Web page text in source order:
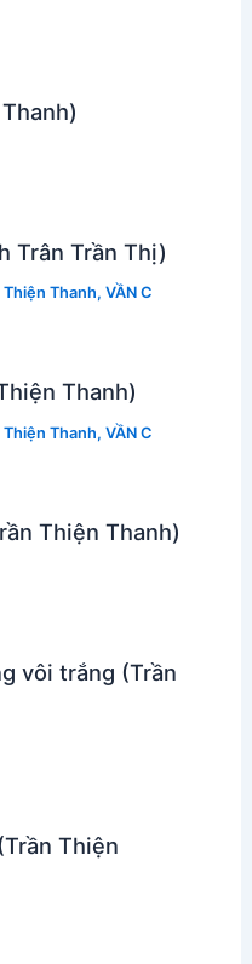
Trân Trần Thị)
Thiện Thanh, VẦN C
Thanh)
Thiện Thanh, VẦN C
Thiện Thanh)
vôi trắng (Trần
Thiện